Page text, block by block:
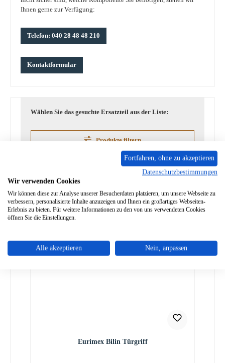
Ihnen gerne zur Verfügung:
Telefon: 040 28 48 48 210
Kontaktformular
Wählen Sie das gesuchte Ersatzteil aus der Liste:
Produkte filtern
Eurimex Bilin Türgriff
Fortfahren, ohne zu akzeptieren
Datenschutzbestimmungen
Wir verwenden Cookies
Wir können diese zur Analyse unserer Besucherdaten platzieren, um unsere Webseite zu
verbessern, personalisierte Inhalte anzuzeigen und Ihnen ein großartiges Webseiten-
Erlebnis zu bieten. Für weitere Informationen zu den von uns verwendeten Cookies
öffnen Sie die Einstellungen.
Alle akzeptieren Nein, anpassen